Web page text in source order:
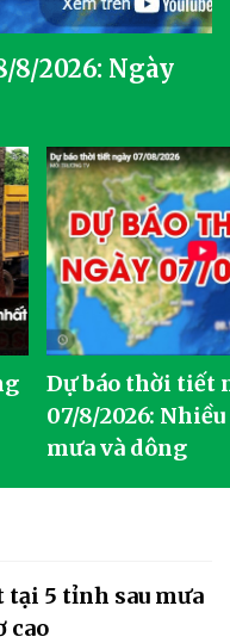
8/2026: Ngày
Dự báo thời tiết
07/8/2026:
mưa và dông
tại 5 tỉnh sau mưa
cao